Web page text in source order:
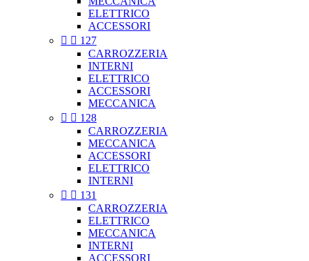
ELETTRICO
ACCESSORI
  127
CARROZZERIA
INTERNI
ELETTRICO
ACCESSORI
MECCANICA
  128
CARROZZERIA
MECCANICA
ACCESSORI
ELETTRICO
INTERNI
  131
CARROZZERIA
ELETTRICO
MECCANICA
INTERNI
ACCESSORI